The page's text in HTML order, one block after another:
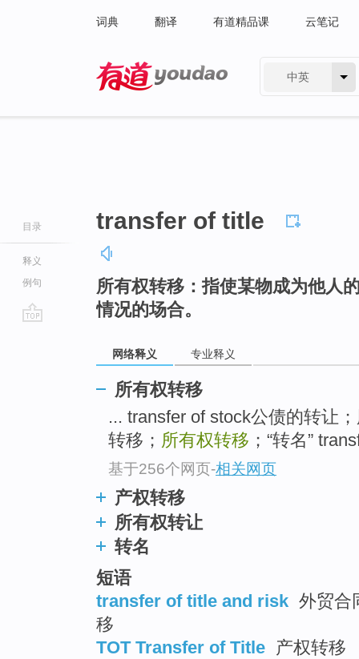
词典 翻译 有道精品课 云笔记
中英
目录
释义
例句
transfer of title
所有权转移：指使某物成为他人
情况的场合。
网络释义 专业释义
所有权转移
... transfer of stock公债的转让
转移； 所有权转移 ；“转名”
基于256个网页-相关网页
产权转移
所有权转让
转名
短语
transfer of title and risk 外贸合
移
TOT Transfer of Title 产权转移